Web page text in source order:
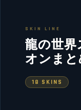
SKIN LINE
龍の世
オンまと
18 SKINS